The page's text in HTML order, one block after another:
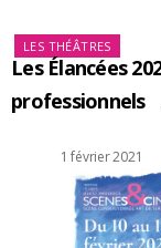
Catégories
LES THÉÂTRES
Les Élancées
professionnels
Date
l’article
1 février 2021